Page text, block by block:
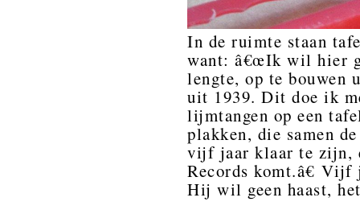
In de ruimte staan
want: â€œIk wil hier
lengte, op te bouwen
uit 1939. Dit doe ik
lijmtangen op een
plakken, die samen
vijf jaar klaar te zijn,
Records komt.â€
Hij wil geen haast,